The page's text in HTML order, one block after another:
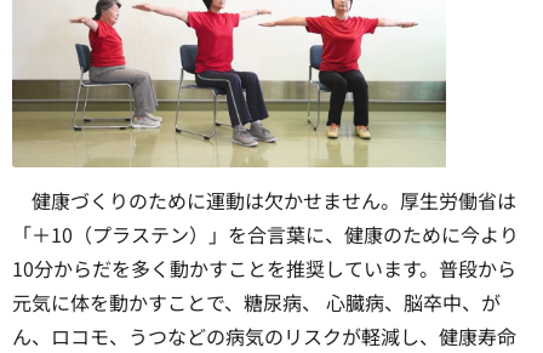
健康づくりのために運動は欠かせません。厚生労働省は
「＋10（プラステン）」を合言葉に、健康のために今より
10分からだを多く動かすことを推奨しています。普段から
元気に体を動かすことで、糖尿病、 心臓病、脳卒中、が
ん、ロコモ、うつなどの病気のリスクが軽減し、健康寿命